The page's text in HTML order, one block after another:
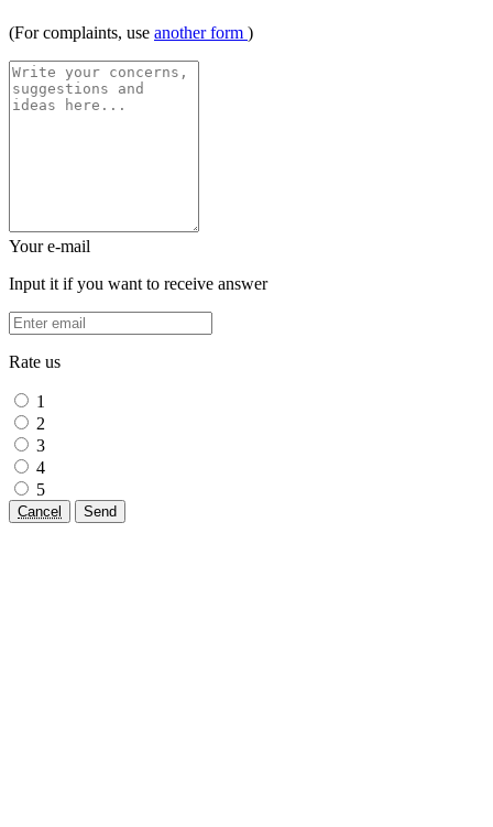
(For complaints, use another form )
Your e-mail
Input it if you want to receive answer
Rate us
1
2
3
4
5
Cancel Send